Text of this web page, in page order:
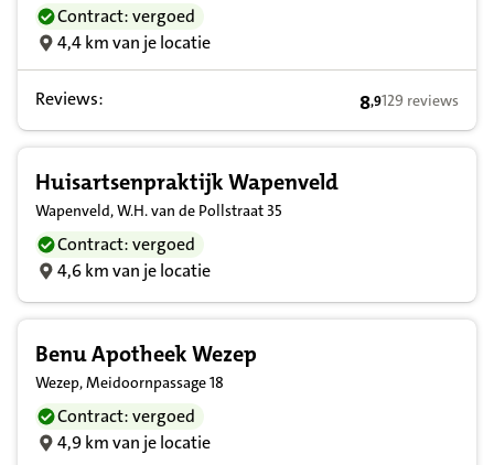
Contract: vergoed
4,4 km van je locatie
Reviews: 8,9 op basis van
8,9129 reviews
Huisartsenpraktijk Wapenveld
Wapenveld, W.H. van de Pollstraat 35
Contract: vergoed
4,6 km van je locatie
Benu Apotheek Wezep
Wezep, Meidoornpassage 18
Contract: vergoed
4,9 km van je locatie